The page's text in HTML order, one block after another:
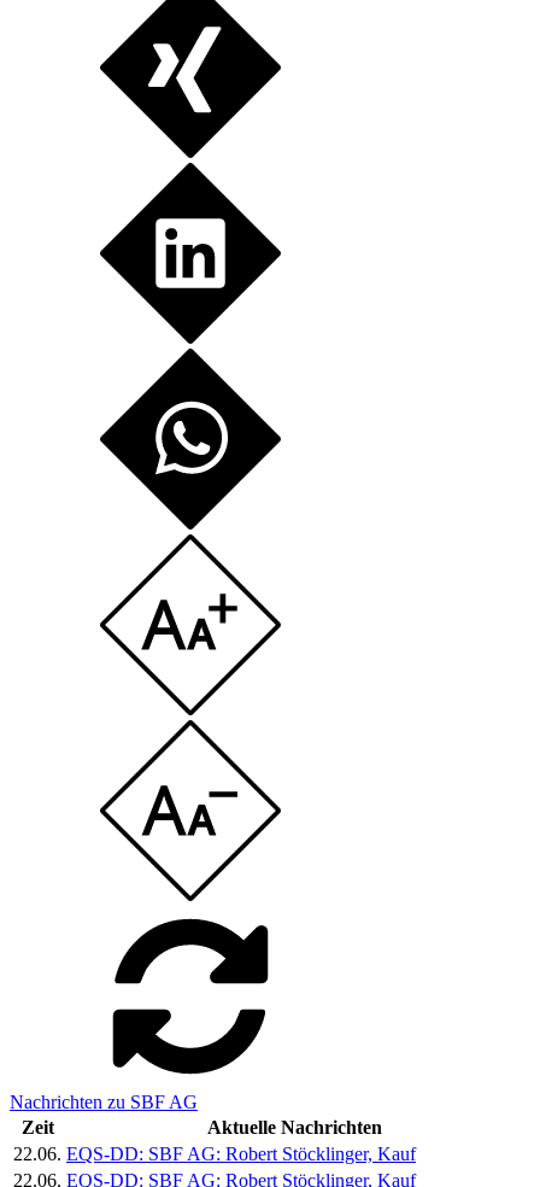
Nachrichten zu SBF AG
Zeit
Aktuelle Nachrichten
22.06. EQS-DD: SBF AG: Robert Stöcklinger, Kauf
22.06. EQS-DD: SBF AG: Robert Stöcklinger, Kauf